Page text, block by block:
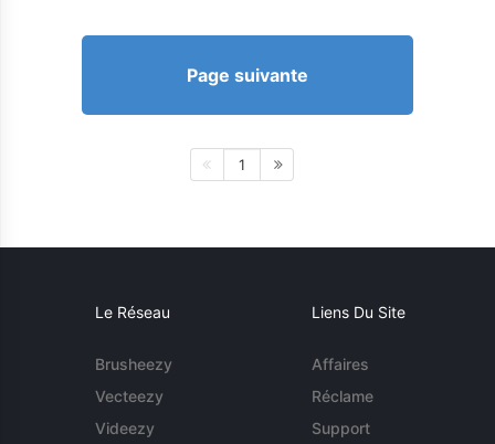
Page suivante
1
Le Réseau
Brusheezy
Vecteezy
Videezy
Liens Du Site
Affaires
Réclame
Support